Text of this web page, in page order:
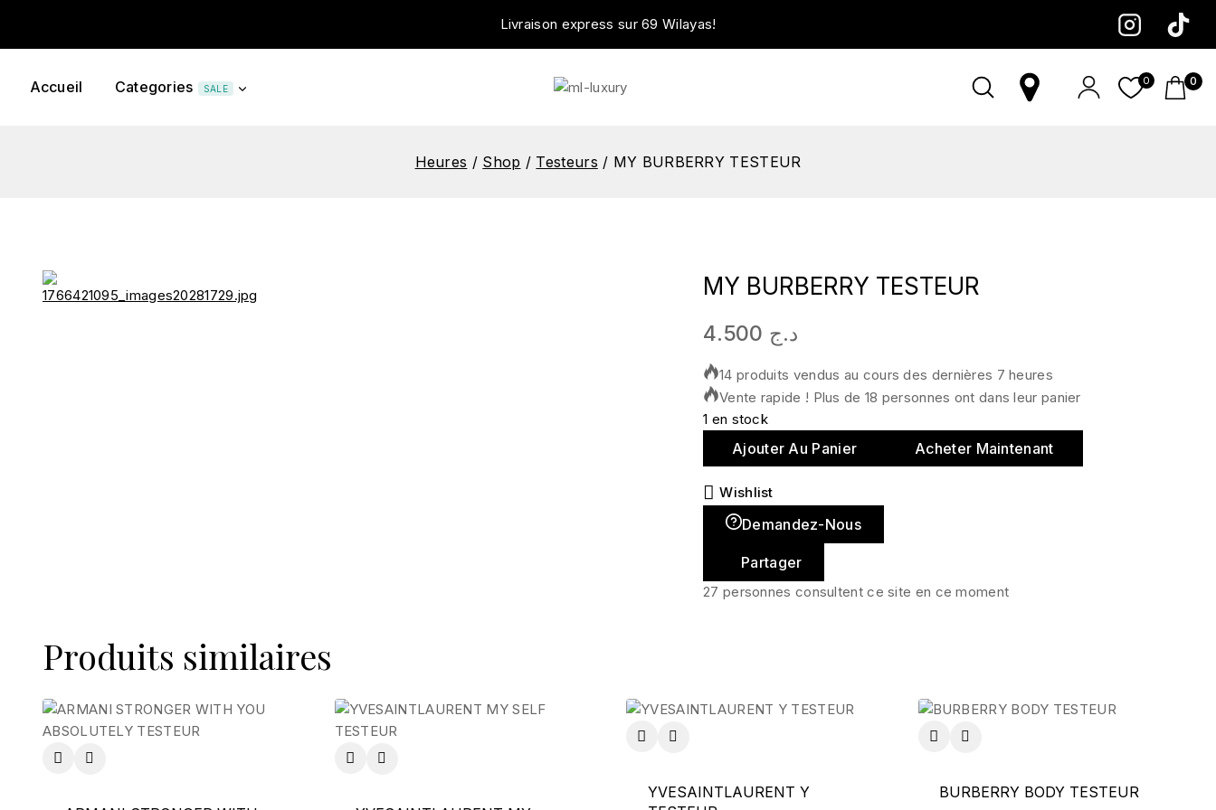
Livraison express sur 69 Wilayas!
Accueil Categories SALE
0 0
Heures / Shop / Testeurs / MY BURBERRY TESTEUR
MY BURBERRY TESTEUR
د.ج
14 produits vendus au cours des dernières 7 heures
Vente rapide ! Plus de 18 personnes ont dans leur panier
1 en stock
Ajouter Au Panier Acheter Maintenant
Wishlist
Demandez-Nous
Partager
27 personnes consultent ce site en ce moment
Produits similaires
YVESAINTLAURENT Y
BURBERRY BODY TESTEUR